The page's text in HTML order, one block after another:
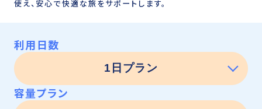
使え、安心で快適な旅をサポートします。
利用日数
容量プラン